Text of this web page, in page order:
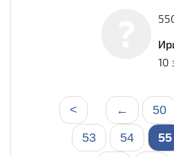
10
←
< 50
53
54 55